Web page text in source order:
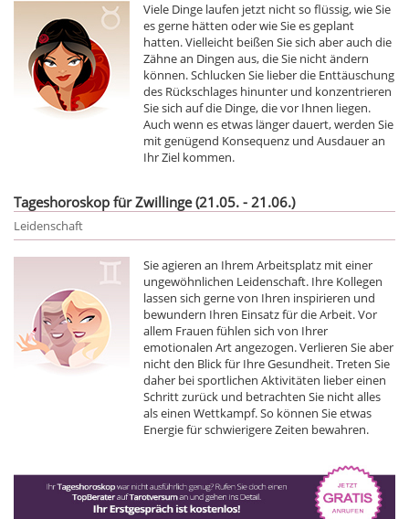
Viele Dinge laufen jetzt nicht so flüssig, wie Sie
es gerne hätten oder wie Sie es geplant
hatten. Vielleicht beißen Sie sich aber auch die
Zähne an Dingen aus, die Sie nicht ändern
können. Schlucken Sie lieber die Enttäuschung
des Rückschlages hinunter und konzentrieren
Sie sich auf die Dinge, die vor Ihnen liegen.
Auch wenn es etwas länger dauert, werden Sie
mit genügend Konsequenz und Ausdauer an
Ihr Ziel kommen.
Tageshoroskop für Zwillinge (21.05. - 21.06.)
Leidenschaft
Sie agieren an Ihrem Arbeitsplatz mit einer
ungewöhnlichen Leidenschaft. Ihre Kollegen
lassen sich gerne von Ihren inspirieren und
bewundern Ihren Einsatz für die Arbeit. Vor
allem Frauen fühlen sich von Ihrer
emotionalen Art angezogen. Verlieren Sie aber
nicht den Blick für Ihre Gesundheit. Treten Sie
daher bei sportlichen Aktivitäten lieber einen
Schritt zurück und betrachten Sie nicht alles
als einen Wettkampf. So können Sie etwas
Energie für schwierigere Zeiten bewahren.